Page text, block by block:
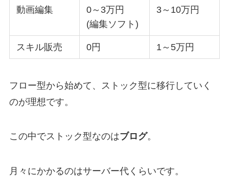
動画編集
0～3万円
(編集ソフト)
3～10万円
スキル販売 0円 1～5万円
フロー型から始めて、ストック型に移行していく
のが理想です。
この中でストック型なのはブログ。
月々にかかるのはサーバー代くらいです。